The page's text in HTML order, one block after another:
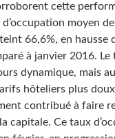
cette
moyen
66,6%, en hausse
à janvier 2016. Le
dynamique, mais
hôteliers plus
contribué à faire
capitale. Ce taux